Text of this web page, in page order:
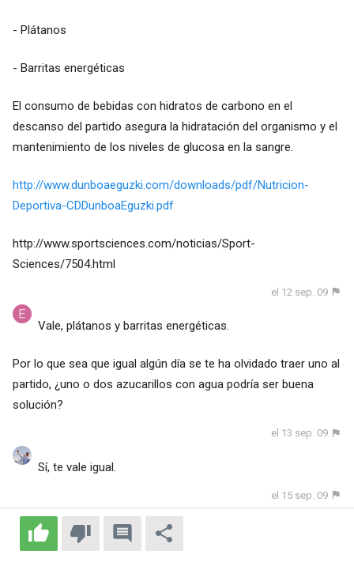
- Plátanos
- Barritas energéticas
El consumo de bebidas con hidratos de carbono en el
descanso del partido asegura la hidratación del organismo y el
mantenimiento de los niveles de glucosa en la sangre.
http://www.dunboaeguzki.com/downloads/pdf/Nutricion-
Deportiva-CDDunboaEguzki.pdf
http://www.sportsciences.com/noticias/Sport-
Sciences/7504.html
el 12 sep. 09
Vale, plátanos y barritas energéticas.
Por lo que sea que igual algún día se te ha olvidado traer uno al
partido, ¿uno o dos azucarillos con agua podría ser buena
solución?
el 13 sep. 09
Sí, te vale igual.
el 15 sep. 09